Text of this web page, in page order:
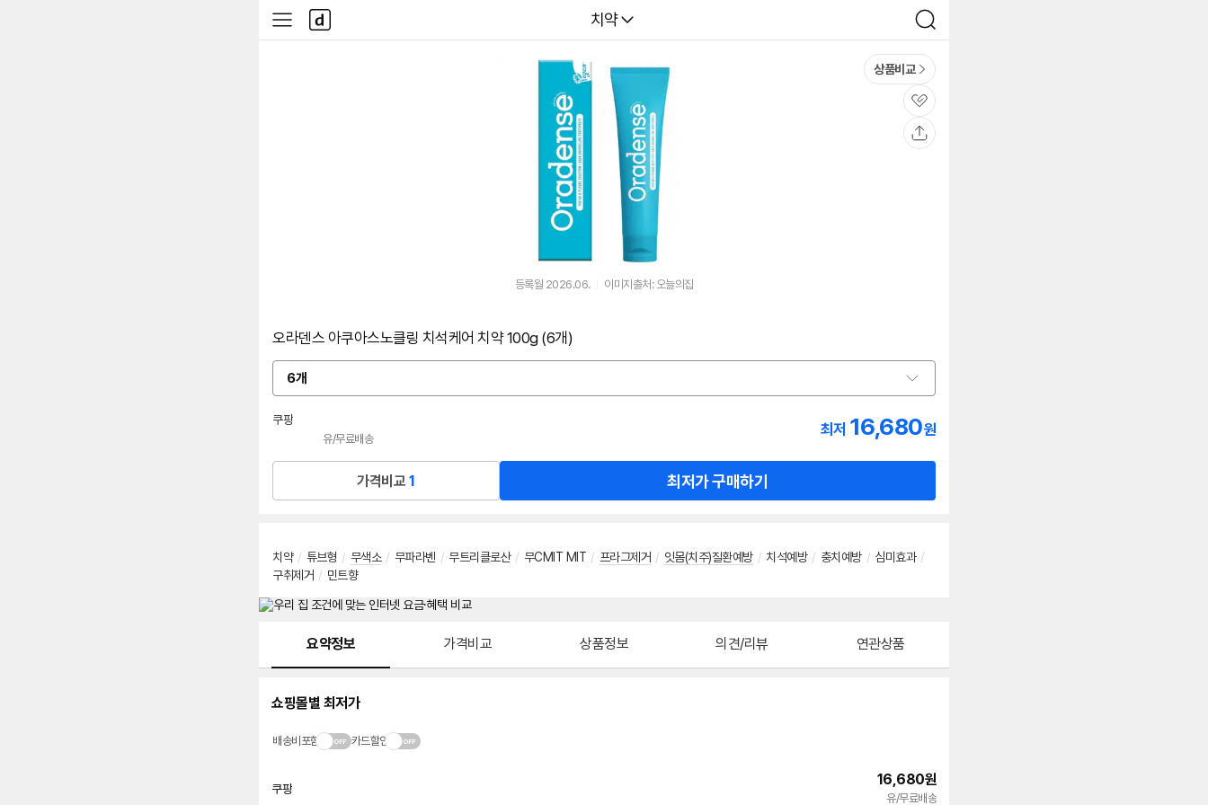
다나와
치약
검
색
사
이
다
나
와
상품비교
관
심
등록월 2026.06. 이미지출처: 오늘의집
오라덴스 아쿠아스노클링 치석케어 치약 100g (6개)
6개
옵
션
선
쿠팡
유/무료배송
최저 16,680원
가격비교 1 최저가 구매하기
치약 / 튜브형 / 무색소 / 무파라벤 / 무트리클로산 / 무CMIT MIT / 프라그제거 / 잇몸(치주)질환예방 / 치석예방 / 충치예방 / 심미효과 /
구취제거 / 민트향
요약정보 가격비교 상품정보 의견/리뷰 연관상품
쇼핑몰별 최저가
배송비포함 카드할인
쿠팡
16,680원
유/무료배송